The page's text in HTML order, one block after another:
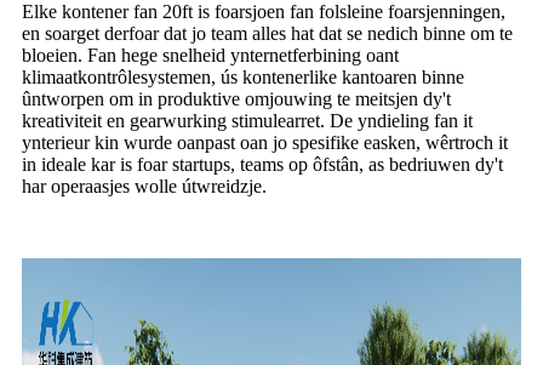
Elke kontener fan 20ft is foarsjoen fan folsleine foarsjenningen,
en soarget derfoar dat jo team alles hat dat se nedich binne om te
bloeien. Fan hege snelheid ynternetferbining oant
klimaatkontrôlesystemen, ús kontenerlike kantoaren binne
ûntworpen om in produktive omjouwing te meitsjen dy't
kreativiteit en gearwurking stimulearret. De yndieling fan it
ynterieur kin wurde oanpast oan jo spesifike easken, wêrtroch it
in ideale kar is foar startups, teams op ôfstân, as bedriuwen dy't
har operaasjes wolle útwreidzje.